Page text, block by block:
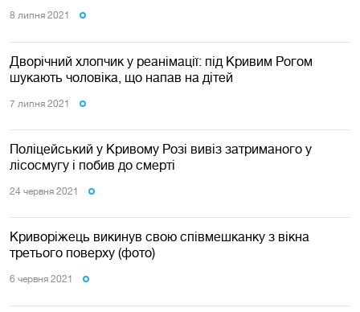
8 липня 2021
Дворічний хлопчик у реанімації: під Кривим Рогом
шукають чоловіка, що напав на дітей
7 липня 2021
Поліцейський у Кривому Розі вивіз затриманого у
лісосмугу і побив до смерті
24 червня 2021
Криворіжець викинув свою співмешканку з вікна
третього поверху (фото)
6 червня 2021